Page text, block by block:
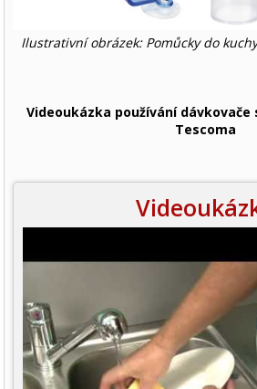
Ilustrativní obrázek: Pomůcky do
Videoukázka používání dávkovače
Tescoma